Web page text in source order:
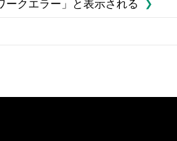
ークエラー」と表示される